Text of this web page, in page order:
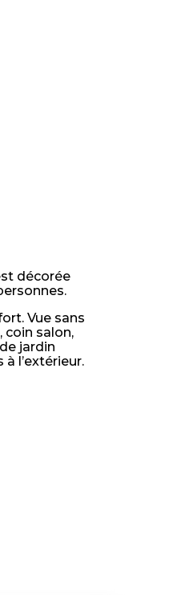
décorée
Vue sans
coin salon,
jardin
l’extérieur.